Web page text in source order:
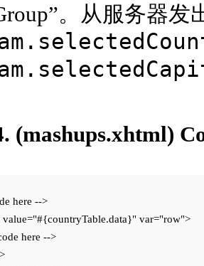
。从服务器
(mashups.xhtml)
here -->
value="#{countryTable.data}" var="row">
here -->